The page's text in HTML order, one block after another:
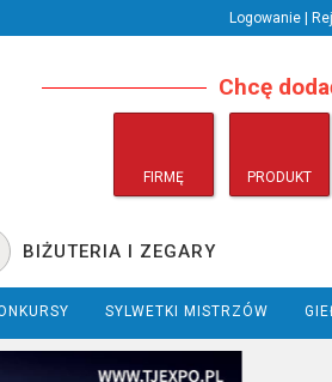
Logowanie |
Chcę
FIRMĘ PRODUKT
BIŻUTERIA I ZEGARY
SYLWETKI MISTRZÓW